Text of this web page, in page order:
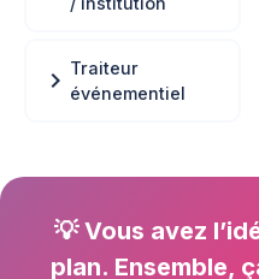
chevron_right Traiteur
événementiel
💡 Vous avez
plan. Ensemble,